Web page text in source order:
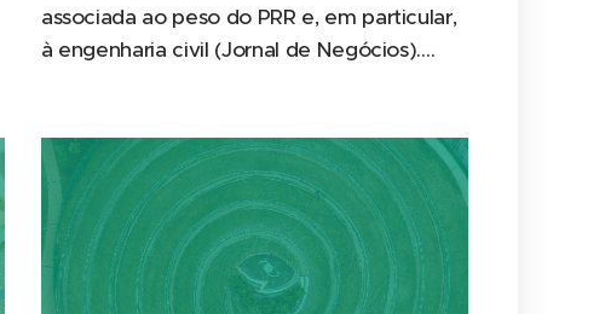
associada ao peso do PRR e, em particular,
à engenharia civil (Jornal de Negócios).
avançada publicamente pela Estrutura de
Missão Recuperar Portugal.